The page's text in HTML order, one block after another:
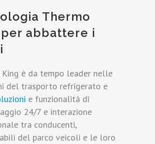
Thermo
per abbattere i
King è da tempo leader nelle
del trasporto refrigerato e
e funzionalità di
24/7 e interazione
tra conducenti,
del parco veicoli e le loro